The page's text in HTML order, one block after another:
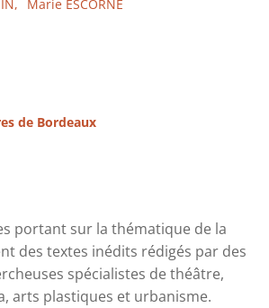
Marie ESCORNE
de Bordeaux
portant sur la thématique de la
des textes inédits rédigés par des
spécialistes de théâtre,
arts plastiques et urbanisme.